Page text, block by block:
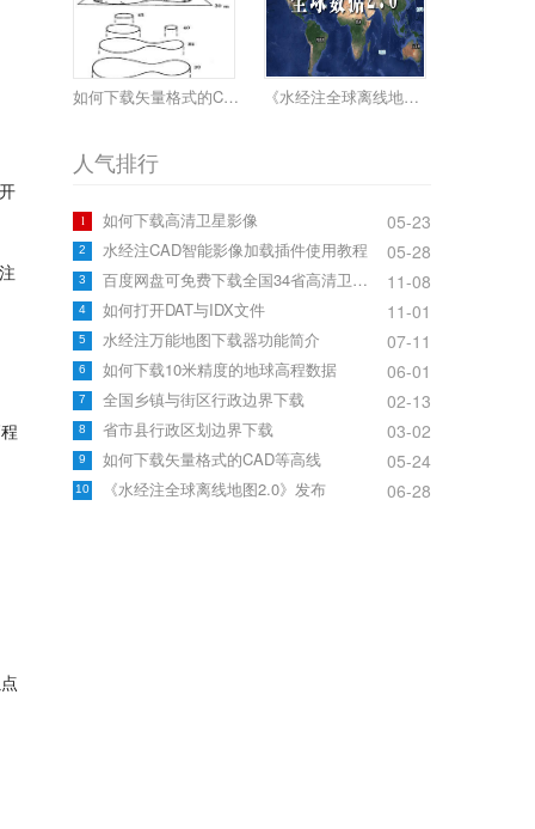
如何下载矢量格式的CAD等高线 《水经注全球离线地图2.0》发布
人气排行
05-23
1 如何下载高清卫星影像
05-28
2 水经注CAD智能影像加载插件使用教程
11-08
3 百度网盘可免费下载全国34省高清卫星影像啦！
11-01
4 如何打开DAT与IDX文件
07-11
5 水经注万能地图下载器功能简介
06-01
6 如何下载10米精度的地球高程数据
02-13
7 全国乡镇与街区行政边界下载
03-02
8 省市县行政区划边界下载
05-24
9 如何下载矢量格式的CAD等高线
06-28
10 《水经注全球离线地图2.0》发布